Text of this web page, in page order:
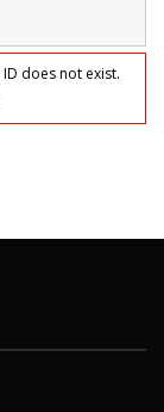
does not exist.